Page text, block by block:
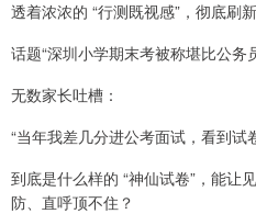
透着浓浓的 “行测既视感”，彻底刷
话题“深圳小学期末考被称堪比公务
无数家长吐槽：
“当年我差几分进公考面试，看到试
到底是什么样的 “神仙试卷”，能让
防、直呼顶不住？